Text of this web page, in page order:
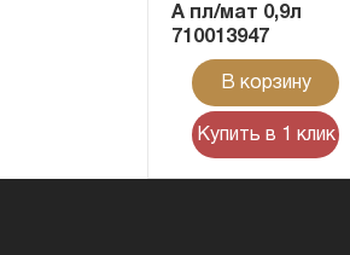
A пл/мат 0,9л
710013947
В корзину
Купить в 1 клик